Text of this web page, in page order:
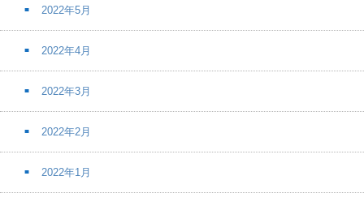
2022年5月
2022年4月
2022年3月
2022年2月
2022年1月